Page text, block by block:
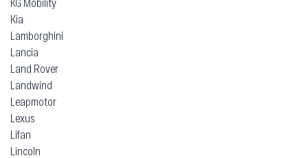
Kia
Lamborghini
Lancia
Land Rover
Landwind
Leapmotor
Lexus
Lifan
Lincoln